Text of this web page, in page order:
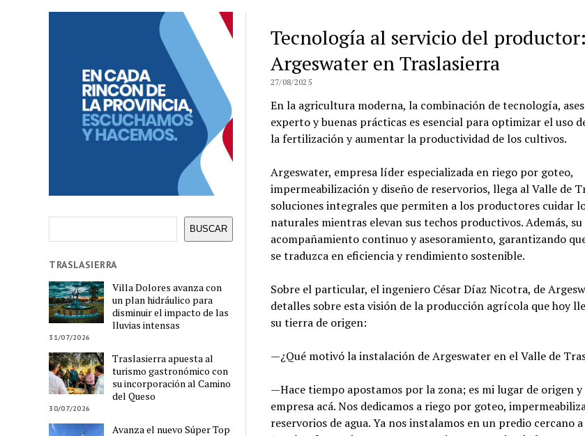
BUSCAR
TRASLASIERRA
Villa Dolores avanza con
un plan hidráulico para
disminuir el impacto de las
lluvias intensas
31/07/2026
Traslasierra apuesta al
turismo gastronómico con
su incorporación al Camino
del Queso
30/07/2026
Avanza el nuevo Súper Top
Tecnología al servicio del productor:
Argeswater en Traslasierra
27/08/2025
En la agricultura moderna, la combinación de tecnología,
experto y buenas prácticas es esencial para optimizar el uso
la fertilización y aumentar la productividad de los cultivos.
Argeswater, empresa líder especializada en riego por goteo,
impermeabilización y diseño de reservorios, llega al Valle de
soluciones integrales que permiten a los productores cuidar
naturales mientras elevan sus techos productivos. Además,
acompañamiento continuo y asesoramiento, garantizando
se traduzca en eficiencia y rendimiento sostenible.
Sobre el particular, el ingeniero César Díaz Nicotra, de
detalles sobre esta visión de la producción agrícola que hoy
su tierra de origen:
—¿Qué motivó la instalación de Argeswater en el Valle de
—Hace tiempo apostamos por la zona; es mi lugar de origen
empresa acá. Nos dedicamos a riego por goteo,
reservorios de agua. Ya nos instalamos en un predio cercano a